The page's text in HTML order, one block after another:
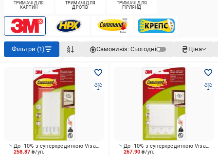
ТРИМАЧІ ДЛЯ
КАРТИН
ТРИМАЧІ ДЛЯ
ДРОТІВ
ТРИМАЧІ ДЛЯ
ГІРЛЯНД
Фільтри (1) Самовивіз: Сьогодні Ціна
258.87₴/уп.
До -10% з суперкредиткою Visa Вигода
267.90₴/уп.
До -10% з суперкредиткою Visa Вигода